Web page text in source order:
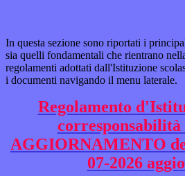
In questa sezione sono riportati i
sia quelli fondamentali che rientrano
regolamenti adottati dall'Istituzione
i documenti navigando il menu laterale.
Regolamento
corresponsabilità
AGGIORNAMENTO
07-2026